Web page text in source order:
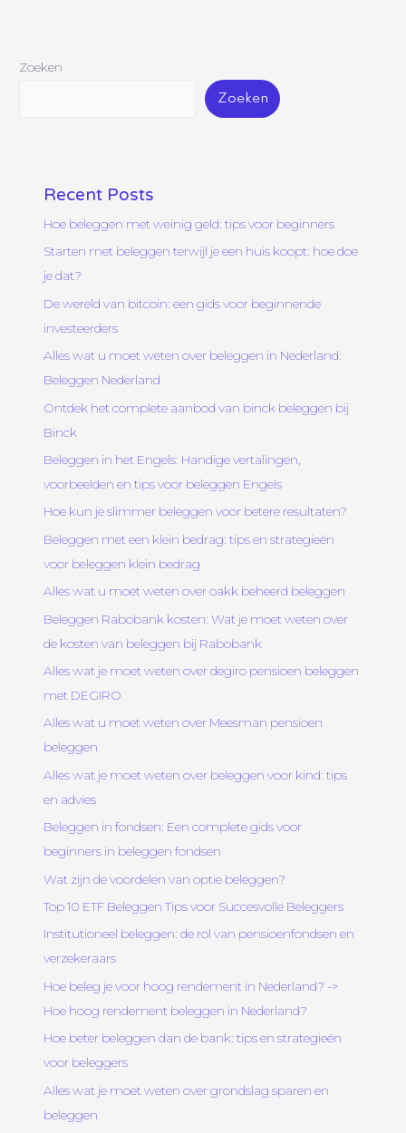
Zoeken
Zoeken
Recent Posts
Hoe beleggen met weinig geld: tips voor beginners
Starten met beleggen terwijl je een huis koopt: hoe doe
je dat?
De wereld van bitcoin: een gids voor beginnende
investeerders
Alles wat u moet weten over beleggen in Nederland:
Beleggen Nederland
Ontdek het complete aanbod van binck beleggen bij
Binck
Beleggen in het Engels: Handige vertalingen,
voorbeelden en tips voor beleggen Engels
Hoe kun je slimmer beleggen voor betere resultaten?
Beleggen met een klein bedrag: tips en strategieën
voor beleggen klein bedrag
Alles wat u moet weten over oakk beheerd beleggen
Beleggen Rabobank kosten: Wat je moet weten over
de kosten van beleggen bij Rabobank
Alles wat je moet weten over degiro pensioen beleggen
met DEGIRO
Alles wat u moet weten over Meesman pensioen
beleggen
Alles wat je moet weten over beleggen voor kind: tips
en advies
Beleggen in fondsen: Een complete gids voor
beginners in beleggen fondsen
Wat zijn de voordelen van optie beleggen?
Top 10 ETF Beleggen Tips voor Succesvolle Beleggers
Institutioneel beleggen: de rol van pensioenfondsen en
verzekeraars
Hoe beleg je voor hoog rendement in Nederland? ->
Hoe hoog rendement beleggen in Nederland?
Hoe beter beleggen dan de bank: tips en strategieën
voor beleggers
Alles wat je moet weten over grondslag sparen en
beleggen